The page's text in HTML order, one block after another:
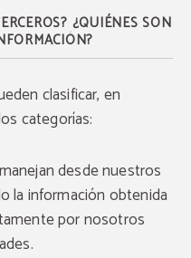
¿QUIÉNES SON
clasificar, en
categorías:
desde nuestros
la información obtenida
por nosotros